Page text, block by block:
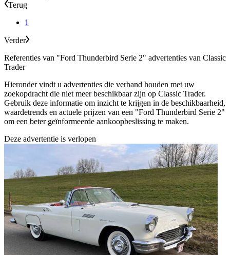
Terug
1
Verder
Referenties van "Ford Thunderbird Serie 2" advertenties van Classic
Trader
Hieronder vindt u advertenties die verband houden met uw
zoekopdracht die niet meer beschikbaar zijn op Classic Trader.
Gebruik deze informatie om inzicht te krijgen in de beschikbaarheid,
waardetrends en actuele prijzen van een "Ford Thunderbird Serie 2"
om een beter geïnformeerde aankoopbeslissing te maken.
Deze advertentie is verlopen